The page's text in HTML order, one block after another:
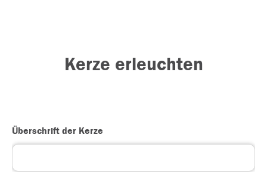
Kerze erleuchten
Überschrift der Kerze